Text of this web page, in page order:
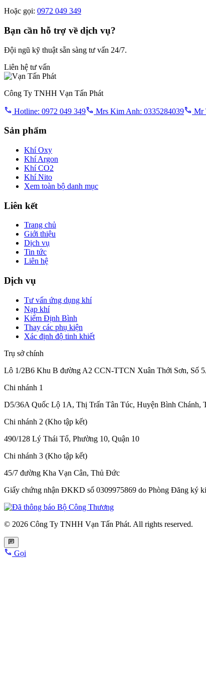
Hoặc gọi: 0972 049 349
Bạn cần hỗ trợ về dịch vụ?
Đội ngũ kỹ thuật sẵn sàng tư vấn 24/7.
Liên hệ tư vấn
Công Ty TNHH Vạn Tấn Phát
Hotline: 0972 049 349 Mrs Kim Anh: 0335284039 Mr
Sản phẩm
Khí Oxy
Khí Argon
Khí CO2
Khí Nito
Xem toàn bộ danh mục
Liên kết
Trang chủ
Giới thiệu
Dịch vụ
Tin tức
Liên hệ
Dịch vụ
Tư vấn ứng dụng khí
Nạp khí
Kiểm Định Bình
Thay các phụ kiện
Xác định độ tinh khiết
Trụ sở chính
Lô 1/2B6 Khu B đường A2 CCN-TTCN Xuân Thới Sơn, Số
Chi nhánh 1
D5/36A Quốc Lộ 1A, Thị Trấn Tân Túc, Huyện Bình Chánh,
Chi nhánh 2 (Kho tập kết)
490/128 Lý Thái Tổ, Phường 10, Quận 10
Chi nhánh 3 (Kho tập kết)
45/7 đường Kha Vạn Cân, Thủ Đức
Giấy chứng nhận ĐKKD số 0309975869 do Phòng Đăng ký
© 2026 Công Ty TNHH Vạn Tấn Phát. All rights reserved.
Gọi